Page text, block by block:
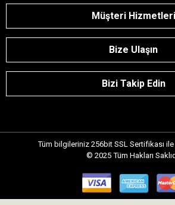
Müşteri Hizmetleri
Bize Ulaşın
Bizi Takip Edin
Tüm bilgileriniz 256bit SSL Sertifikası ile
© 2025 Tüm Hakları